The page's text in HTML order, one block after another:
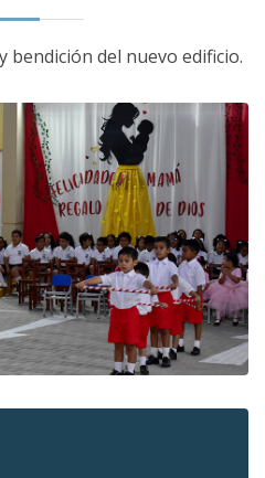
bendición del nuevo edificio.